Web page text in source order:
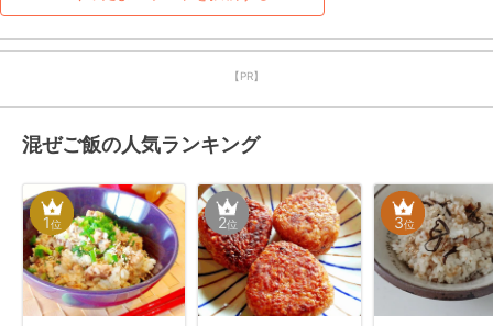
う･:*☆
【PR】
混ぜご飯の人気ランキング
1位 2位 3位